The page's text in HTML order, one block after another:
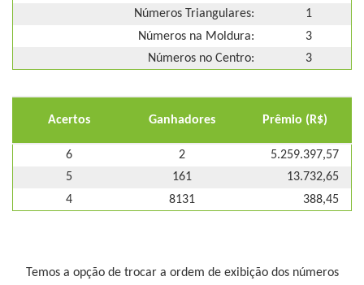
Números Triangulares:
1
Números na Moldura:
3
Números no Centro:
3
Acertos Ganhadores Prêmio (R$)
6 2
5.259.397,57
5
161
13.732,65
4
8131 388,45
Temos a opção de trocar a ordem de exibição dos números